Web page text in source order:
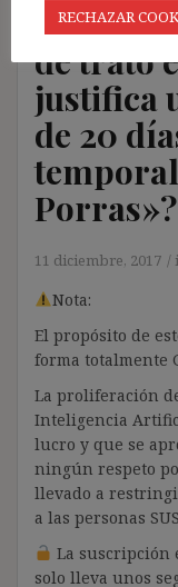
¿El
de trato
justifica
de 20
Porras»?
11 diciembre, 2017
Nota:
El propósito de
forma totalmente
La proliferación
Inteligencia
lucro y que se
ningún respeto
llevado a
a las personas
La suscripción
solo lleva unos
RECHAZAR